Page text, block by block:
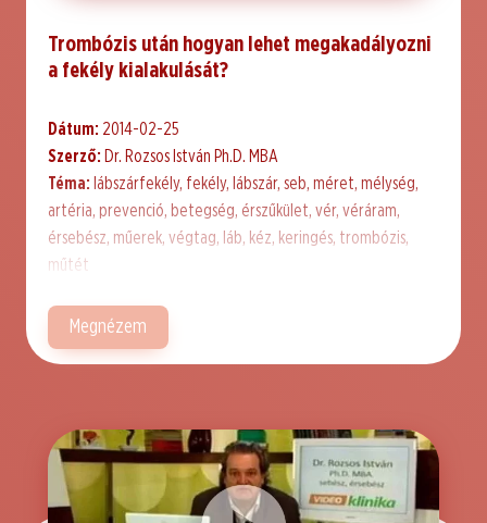
Trombózis után hogyan lehet megakadályozni
a fekély kialakulását?
Dátum: 2014-02-25
Szerző: Dr. Rozsos István Ph.D. MBA
Téma: lábszárfekély, fekély, lábszár, seb, méret, mélység,
artéria, prevenció, betegség, érszűkület, vér, véráram,
érsebész, műerek, végtag, láb, kéz, keringés, trombózis,
műtét
Megnézem